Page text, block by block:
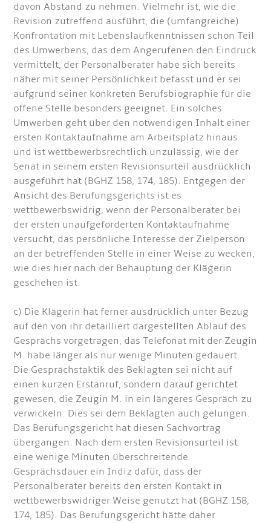
davon Abstand zu nehmen. Vielmehr ist, wie die
Revision zutreffend ausführt, die (umfangreiche)
Konfrontation mit Lebenslaufkenntnissen schon Teil
des Umwerbens, das dem Angerufenen den Eindruck
vermittelt, der Personalberater habe sich bereits
näher mit seiner Persönlichkeit befasst und er sei
aufgrund seiner konkreten Berufsbiographie für die
offene Stelle besonders geeignet. Ein solches
Umwerben geht über den notwendigen Inhalt einer
ersten Kontaktaufnahme am Arbeitsplatz hinaus
und ist wettbewerbsrechtlich unzulässig, wie der
Senat in seinem ersten Revisionsurteil ausdrücklich
ausgeführt hat (BGHZ 158, 174, 185). Entgegen der
Ansicht des Berufungsgerichts ist es
wettbewerbswidrig, wenn der Personalberater bei
der ersten unaufgeforderten Kontaktaufnahme
versucht, das persönliche Interesse der Zielperson
an der betreffenden Stelle in einer Weise zu wecken,
wie dies hier nach der Behauptung der Klägerin
geschehen ist.
c) Die Klägerin hat ferner ausdrücklich unter Bezug
auf den von ihr detailliert dargestellten Ablauf des
Gesprächs vorgetragen, das Telefonat mit der Zeugin
M. habe länger als nur wenige Minuten gedauert.
Die Gesprächstaktik des Beklagten sei nicht auf
einen kurzen Erstanruf, sondern darauf gerichtet
gewesen, die Zeugin M. in ein längeres Gespräch zu
verwickeln. Dies sei dem Beklagten auch gelungen.
Das Berufungsgericht hat diesen Sachvortrag
übergangen. Nach dem ersten Revisionsurteil ist
eine wenige Minuten überschreitende
Gesprächsdauer ein Indiz dafür, dass der
Personalberater bereits den ersten Kontakt in
wettbewerbswidriger Weise genutzt hat (BGHZ 158,
174, 185). Das Berufungsgericht hätte daher